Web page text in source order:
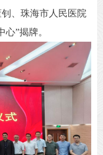
、珠海市人民医院
”揭牌。